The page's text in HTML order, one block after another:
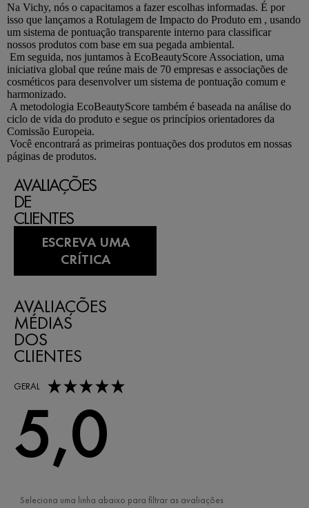
Na Vichy, nós o capacitamos a fazer escolhas informadas. É por
isso que lançamos a Rotulagem de Impacto do Produto em , usando
um sistema de pontuação transparente interno para classificar
nossos produtos com base em sua pegada ambiental.
Em seguida, nos juntamos à EcoBeautyScore Association, uma
iniciativa global que reúne mais de 70 empresas e associações de
cosméticos para desenvolver um sistema de pontuação comum e
harmonizado.
A metodologia EcoBeautyScore também é baseada na análise do
ciclo de vida do produto e segue os princípios orientadores da
Comissão Europeia.
Você encontrará as primeiras pontuações dos produtos em nossas
páginas de produtos.
AVALIAÇÕES
DE
CLIENTES
ESCREVA UMA
CRÍTICA
Seleciona uma linha abaixo para filtrar as avaliações
AVALIAÇÕES
MÉDIAS
DOS
CLIENTES
GERAL
5,0 out of 5 stars
5,0